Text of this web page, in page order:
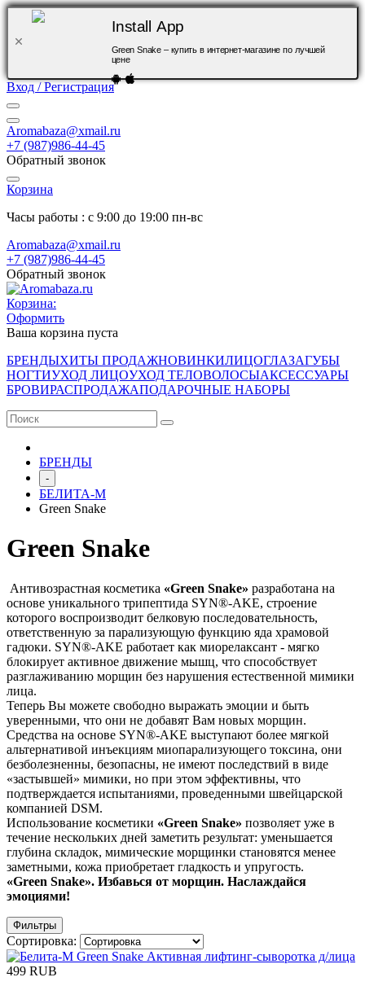
Install App
Green Snake – купить в интернет-магазине по лучшей
цене
Вход / Регистрация
Aromabaza@xmail.ru
+7 (987)986-44-45
Обратный звонок
Корзина
Часы работы : с 9:00 до 19:00 пн-вс
Aromabaza@xmail.ru
+7 (987)986-44-45
Обратный звонок
Корзина:
Оформить
Ваша корзина пуста
БРЕНДЫХИТЫ ПРОДАЖНОВИНКИЛИЦОГЛАЗАГУБЫ
НОГТИУХОД ЛИЦОУХОД ТЕЛОВОЛОСЫАКСЕССУАРЫ
БРОВИРАСПРОДАЖАПОДАРОЧНЫЕ НАБОРЫ
БРЕНДЫ
-
БЕЛИТА-М
Green Snake
Green Snake
Антивозрастная косметика «Green Snake» разработана на
основе уникального трипептида SYN®-AKE, строение
которого воспроизводит белковую последовательность,
ответственную за парализующую функцию яда храмовой
гадюки. SYN®-AKE работает как миорелаксант - мягко
блокирует активное движение мышц, что способствует
разглаживанию морщин без нарушения естественной мимики
лица.
Теперь Вы можете свободно выражать эмоции и быть
уверенными, что они не добавят Вам новых морщин.
Средства на основе SYN®-AKE выступают более мягкой
альтернативой инъекциям миопарализующего токсина, они
безболезненны, безопасны, не имеют последствий в виде
«застывшей» мимики, но при этом эффективны, что
подтверждается испытаниями, проведенными швейцарской
компанией DSM.
Использование косметики «Green Snake» позволяет уже в
течение нескольких дней заметить результат: уменьшается
глубина складок, мимические морщинки становятся менее
заметными, кожа приобретает гладкость и упругость.
«Green Snake». Избавься от морщин. Наслаждайся
эмоциями!
Фильтры
Сортировка:
499 RUB